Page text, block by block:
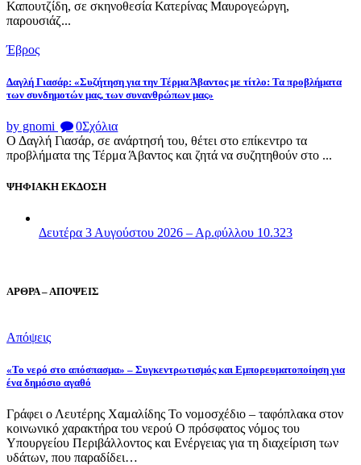
Καπουτζίδη, σε σκηνοθεσία Κατερίνας Μαυρογεώργη,
παρουσιάζ...
Έβρος
Δαγλή Γιασάρ: «Συζήτηση για την Τέρμα Άβαντος με τίτλο: Τα προβλήματα
των συνδημοτών μας, των συνανθρώπων μας»
by gnomi 0Σχόλια
Ο Δαγλή Γιασάρ, σε ανάρτησή του, θέτει στο επίκεντρο τα
προβλήματα της Τέρμα Άβαντος και ζητά να συζητηθούν στο ...
ΨΗΦΙΑΚΗ ΕΚΔΟΣΗ
Δευτέρα 3 Αυγούστου 2026 – Αρ.φύλλου 10.323
ΑΡΘΡΑ – ΑΠΟΨΕΙΣ
Απόψεις
«Το νερό στο απόσπασμα» – Συγκεντρωτισμός και Εμπορευματοποίηση για
ένα δημόσιο αγαθό
Γράφει ο Λευτέρης Χαμαλίδης Το νομοσχέδιο – ταφόπλακα στον
κοινωνικό χαρακτήρα του νερού Ο πρόσφατος νόμος του
Υπουργείου Περιβάλλοντος και Ενέργειας για τη διαχείριση των
υδάτων, που παραδίδει…